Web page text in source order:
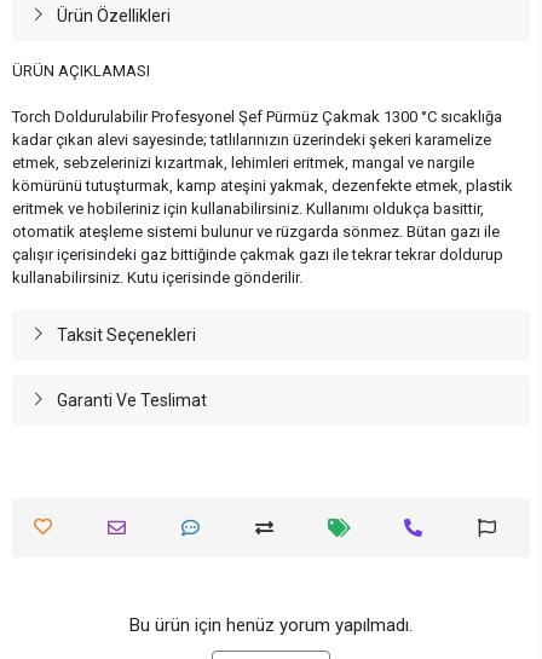
Ürün Özellikleri
ÜRÜN AÇIKLAMASI
Torch Doldurulabilir Profesyonel Şef Pürmüz Çakmak 1300 °C sıcaklığa
kadar çıkan alevi sayesinde; tatlılarınızın üzerindeki şekeri karamelize
etmek, sebzelerinizi kızartmak, lehimleri eritmek, mangal ve nargile
kömürünü tutuşturmak, kamp ateşini yakmak, dezenfekte etmek, plastik
eritmek ve hobileriniz için kullanabilirsiniz. Kullanımı oldukça basittir,
otomatik ateşleme sistemi bulunur ve rüzgarda sönmez. Bütan gazı ile
çalışır içerisindeki gaz bittiğinde çakmak gazı ile tekrar tekrar doldurup
kullanabilirsiniz. Kutu içerisinde gönderilir.
Taksit Seçenekleri
Garanti Ve Teslimat
Bu ürün için henüz yorum yapılmadı.